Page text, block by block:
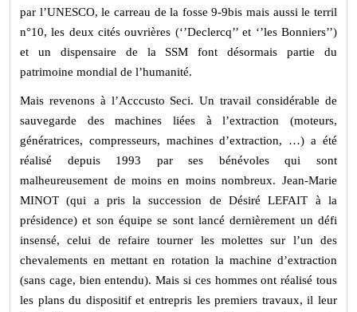
par l’UNESCO, le carreau de la fosse 9-9bis mais aussi le terril
n°10, les deux cités ouvrières (‘’Declercq’’ et ‘’les Bonniers’’)
et un dispensaire de la SSM font désormais partie du
patrimoine mondial de l’humanité.
Mais revenons à l’Acccusto Seci. Un travail considérable de
sauvegarde des machines liées à l’extraction (moteurs,
génératrices, compresseurs, machines d’extraction, …) a été
réalisé depuis 1993 par ses bénévoles qui sont
malheureusement de moins en moins nombreux. Jean-Marie
MINOT (qui a pris la succession de Désiré LEFAIT à la
présidence) et son équipe se sont lancé dernièrement un défi
insensé, celui de refaire tourner les molettes sur l’un des
chevalements en mettant en rotation la machine d’extraction
(sans cage, bien entendu). Mais si ces hommes ont réalisé tous
les plans du dispositif et entrepris les premiers travaux, il leur